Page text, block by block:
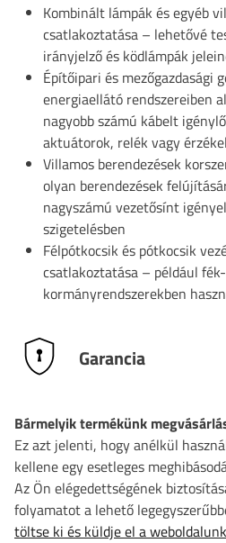
Kombinált lámpák és egyéb
csatlakoztatása – lehetővé
irányjelző és ködlámpák
Építőipari és mezőgazdasági
energiaellátó rendszereiben
nagyobb számú kábelt
aktuátorok, relék vagy
Villamos berendezések
olyan berendezések
nagyszámú vezetősínt
szigetelésben
Félpótkocsik és pótkocsik
csatlakoztatása – például
kormányrendszerekben
Garancia
Bármelyik termékünk
Ez azt jelenti, hogy anélkül
kellene egy esetleges
Az Ön elégedettségének
folyamatot a lehető
töltse ki és küldje el a